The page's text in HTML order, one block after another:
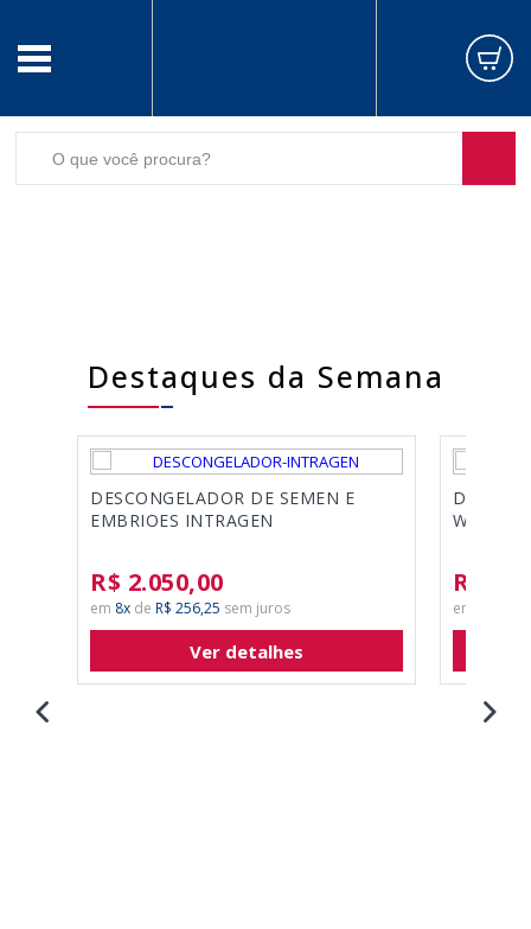
Destaques da Semana
DESCONGELADOR DE SEMEN E
EMBRIOES INTRAGEN
R$ 2.050,00
8x de R$ 256,25
Ver detalhes
WTA
R$